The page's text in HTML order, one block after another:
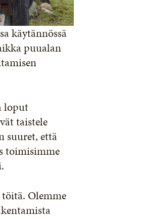
käytännössä
puualan
loput
taistele
suuret, että
toimisimme
töitä. Olemme